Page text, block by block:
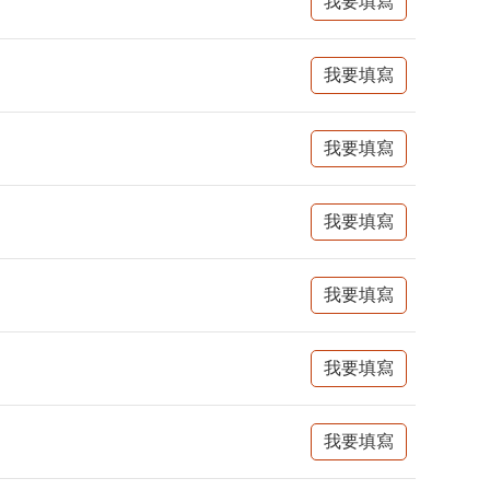
我要填寫
我要填寫
我要填寫
我要填寫
我要填寫
我要填寫